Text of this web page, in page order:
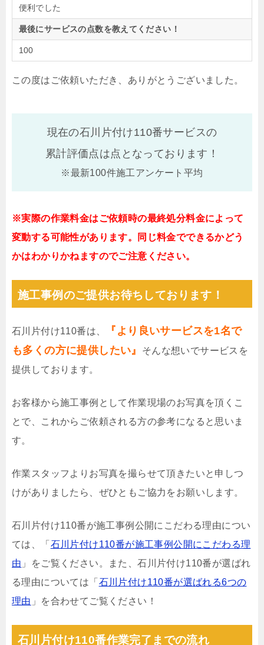
便利でした
最後にサービスの点数を教えてください！
100
この度はご依頼いただき、ありがとうございました。
現在の石川片付け110番サービスの
累計評価点は点となっております！
※最新100件施工アンケート平均
※実際の作業料金はご依頼時の最終処分料金によって
変動する可能性があります。同じ料金でできるかどう
かはわかりかねますのでご注意ください。
施工事例のご提供お待ちしております！
石川片付け110番は、
『より良いサービスを1名で
も多くの方に提供したい』
そんな想いでサービスを
提供しております。
お客様から施工事例として作業現場のお写真を頂くこ
とで、これからご依頼される方の参考になると思いま
す。
作業スタッフよりお写真を撮らせて頂きたいと申しつ
けがありましたら、ぜひともご協力をお願いします。
石川片付け110番が施工事例公開にこだわる理由につい
ては、「 石川片付け110番が施工事例公開にこだわる理
由 」をご覧ください。また、石川片付け110番が選ばれ
る理由については「 石川片付け110番が選ばれる6つの
理由 」を合わせてご覧ください！
石川片付け110番作業完了までの流れ